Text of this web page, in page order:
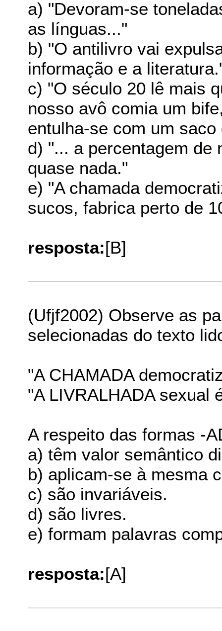
a) "Devoram-se
as línguas..."
b) "O antilivro vai
informação e a
c) "O século 20 lê mais
nosso avô comia um
entulha-se com um
d) "... a percentagem de
quase nada."
e) "A chamada
sucos, fabrica perto de
resposta:[B]
(Ufjf2002) Observe as
selecionadas do texto
"A CHAMADA
"A LIVRALHADA sexual
A respeito das formas -
a) têm valor semântico
b) aplicam-se à mesma
c) são invariáveis.
d) são livres.
e) formam palavras
resposta:[A]